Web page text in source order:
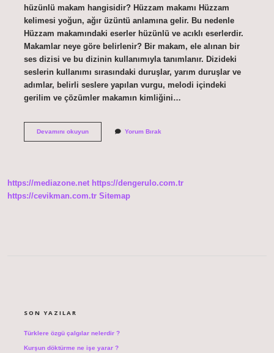
hüzünlü makam hangisidir? Hüzzam makamı Hüzzam
kelimesi yoğun, ağır üzüntü anlamına gelir. Bu nedenle
Hüzzam makamındaki eserler hüzünlü ve acıklı eserlerdir.
Makamlar neye göre belirlenir? Bir makam, ele alınan bir
ses dizisi ve bu dizinin kullanımıyla tanımlanır. Dizideki
seslerin kullanımı sırasındaki duruşlar, yarım duruşlar ve
adımlar, belirli seslere yapılan vurgu, melodi içindeki
gerilim ve çözümler makamın kimliğini…
Devamını okuyunEn
Yorum Bırak
https://mediazone.net https://dengerulo.com.tr
https://cevikman.com.tr Sitemap
SON YAZILAR
Türklere özgü çalgılar nelerdir ?
Kurşun döktürme ne işe yarar ?